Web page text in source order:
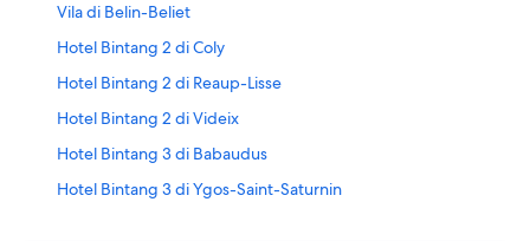
Vila di Belin-Beliet
Hotel Bintang 2 di Coly
Hotel Bintang 2 di Reaup-Lisse
Hotel Bintang 2 di Videix
Hotel Bintang 3 di Babaudus
Hotel Bintang 3 di Ygos-Saint-Saturnin